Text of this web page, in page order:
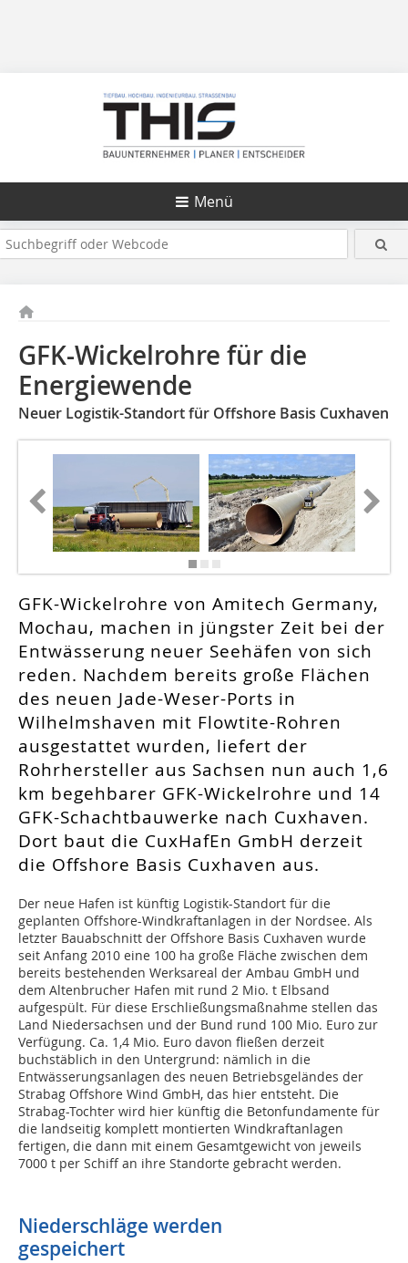
Menü
GFK-Wickelrohre für die
Energiewende
Neuer Logistik-Standort für Offshore Basis Cuxhaven
GFK-Wickelrohre von Amitech Germany,
Mochau, machen in jüngster Zeit bei der
Entwässerung neuer Seehäfen von sich
reden. Nachdem bereits große Flächen
des neuen Jade-Weser-Ports in
Wilhelmshaven mit Flowtite-Rohren
ausgestattet wurden, liefert der
Rohrhersteller aus Sachsen nun auch 1,6
km begehbarer GFK-Wickelrohre und 14
GFK-Schachtbauwerke nach Cuxhaven.
Dort baut die CuxHafEn GmbH derzeit
die Offshore Basis Cuxhaven aus.
Der neue Hafen ist künftig Logistik-Standort für die
geplanten Offshore-Windkraftanlagen in der Nordsee. Als
letzter Bauabschnitt der Offshore Basis Cuxhaven wurde
seit Anfang 2010 eine 100 ha große Fläche zwischen dem
bereits bestehenden Werksareal der Ambau GmbH und
dem Altenbrucher Hafen mit rund 2 Mio. t Elbsand
aufgespült. Für diese Erschließungsmaßnahme stellen das
Land Niedersachsen und der Bund rund 100 Mio. Euro zur
Verfügung. Ca. 1,4 Mio. Euro davon fließen derzeit
buchstäblich in den Untergrund: nämlich in die
Entwässerungsanlagen des neuen Betriebsgeländes der
Strabag Offshore Wind GmbH, das hier entsteht. Die
Strabag-Tochter wird hier künftig die Betonfundamente für
die landseitig komplett montierten Windkraftanlagen
fertigen, die dann mit einem Gesamtgewicht von jeweils
7000 t per Schiff an ihre Standorte gebracht werden.
Niederschläge werden
gespeichert